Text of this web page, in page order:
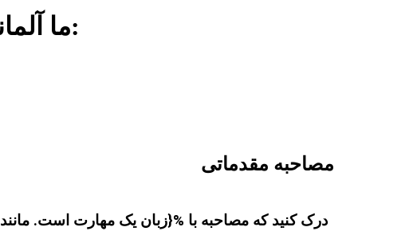
Academic ما آلمانی درسها بر موضوعات مختلف تمرکز می کنند:
مصاحبه مقدماتی
درک کنید که مصاحبه با %{زبان یک مهارت است.